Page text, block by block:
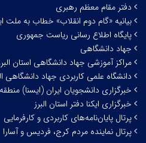
دفتر مقام معظم رهبری
بیانیه «گام دوم انقلاب» خطاب به ملت
پایگاه اطلاع رسانی ریاست جمهوری
جهاد دانشگاهی
مراکز آموزشی جهاد دانشگاهی استان
دانشگاه علمی کاربردی جهاد دانشگاهی
خبرگزاری دانشجویان ایران (ایسنا) منطقه
خبرگزاری ایکنا دفتر استان البرز
پرتال پایان‌نامه‌های کاربردی و کارفرمایی
پرتال نماینده مردم کرج، فردیس و آسارا